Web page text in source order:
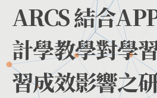
ARCS 結合
計學教學對學
習成效影響之